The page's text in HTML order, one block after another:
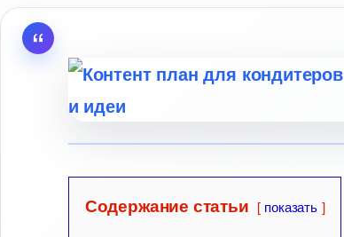
Содержание статьи показать